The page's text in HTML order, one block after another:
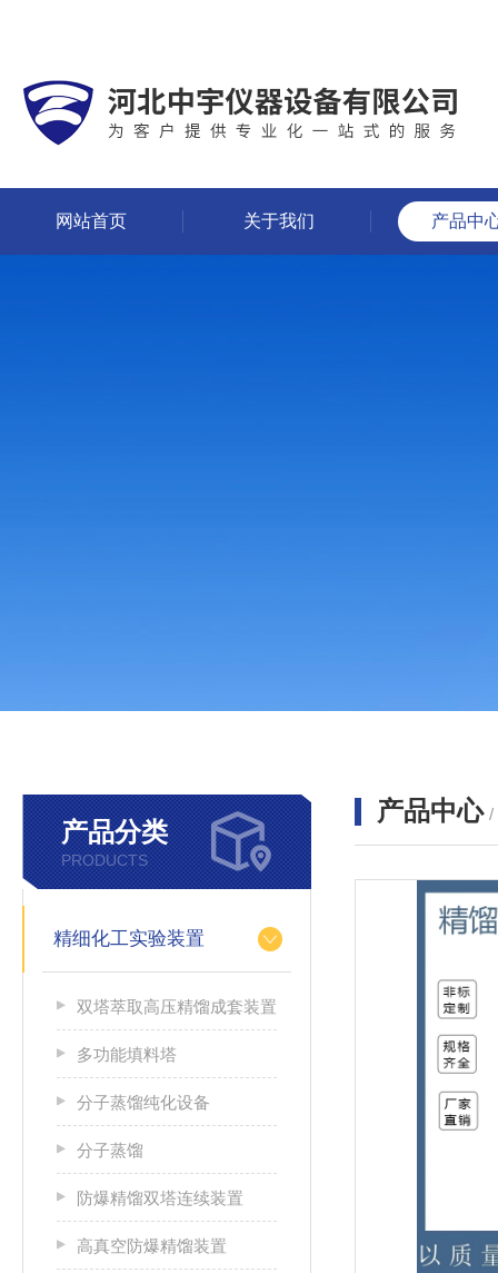
网站首页 关于我们 产品中
产品分类
PRODUCTS
精细化工实验装置
双塔萃取高压精馏成套装置
多功能填料塔
分子蒸馏纯化设备
分子蒸馏
防爆精馏双塔连续装置
高真空防爆精馏装置
产品中心 /